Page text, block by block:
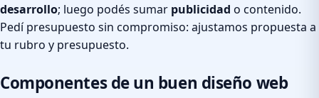
desarrollo; luego podés sumar publicidad o contenido.
Pedí presupuesto sin compromiso: ajustamos propuesta a
tu rubro y presupuesto.
Componentes de un buen diseño web